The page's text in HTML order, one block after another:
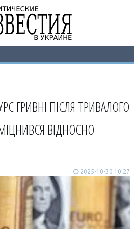
ГРИВНІ ПІСЛЯ ТРИВАЛОГО
ВІДНОСНО
2025-10-30 10:27